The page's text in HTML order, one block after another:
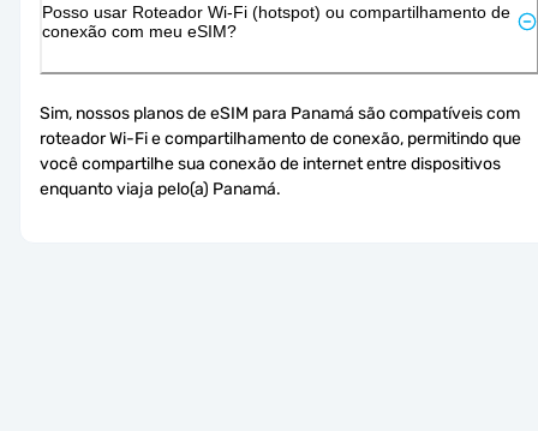
Posso usar Roteador Wi-Fi (hotspot) ou compartilhamento de
conexão com meu eSIM?
Sim, nossos planos de eSIM para Panamá são compatíveis com
roteador Wi-Fi e compartilhamento de conexão, permitindo que
você compartilhe sua conexão de internet entre dispositivos
enquanto viaja pelo(a) Panamá.